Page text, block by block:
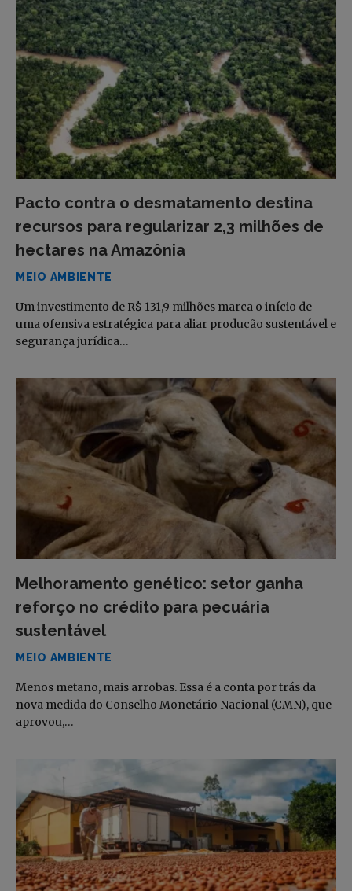
Pacto contra o desmatamento destina
recursos para regularizar 2,3 milhões de
hectares na Amazônia
MEIO AMBIENTE
Um investimento de R$ 131,9 milhões marca o início de
uma ofensiva estratégica para aliar produção sustentável e
segurança jurídica…
Melhoramento genético: setor ganha
reforço no crédito para pecuária
sustentável
MEIO AMBIENTE
Menos metano, mais arrobas. Essa é a conta por trás da
nova medida do Conselho Monetário Nacional (CMN), que
aprovou,…